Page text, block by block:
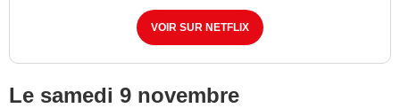
VOIR SUR NETFLIX
Le samedi 9 novembre